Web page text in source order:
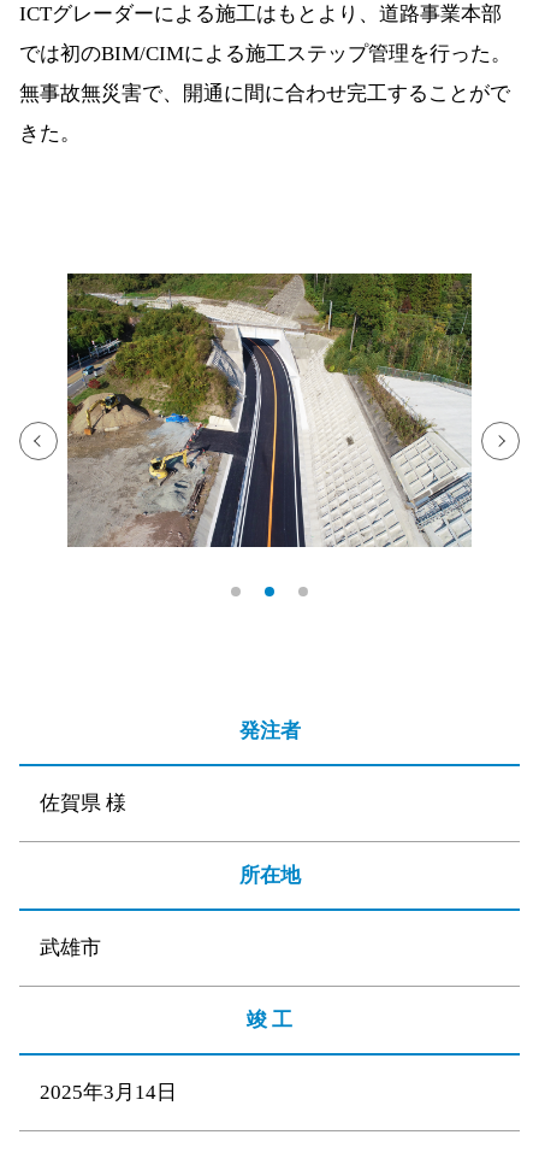
ICTグレーダーによる施工はもとより、道路事業本部
では初のBIM/CIMによる施工ステップ管理を行った。
無事故無災害で、開通に間に合わせ完工することがで
きた。
発注者
佐賀県 様
所在地
武雄市
竣 工
2025年3月14日